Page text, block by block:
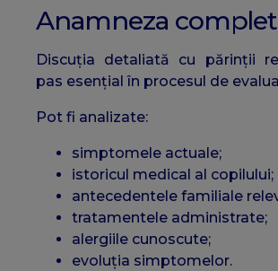
Anamneza
Discuția detaliată cu părinții
pas esențial în procesul de
Pot fi analizate:
simptomele actuale;
istoricul medical al copilului;
antecedentele familiale
tratamentele administrate;
alergiile cunoscute;
evoluția simptomelor.